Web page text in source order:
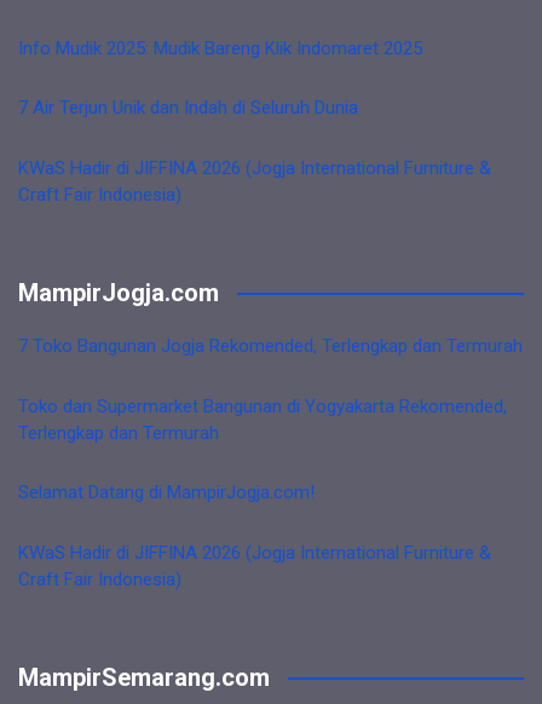
Info Mudik 2025: Mudik Bareng Klik Indomaret 2025
7 Air Terjun Unik dan Indah di Seluruh Dunia
KWaS Hadir di JIFFINA 2026 (Jogja International Furniture &
Craft Fair Indonesia)
MampirJogja.com
7 Toko Bangunan Jogja Rekomended, Terlengkap dan Termurah
Toko dan Supermarket Bangunan di Yogyakarta Rekomended,
Terlengkap dan Termurah
Selamat Datang di MampirJogja.com!
KWaS Hadir di JIFFINA 2026 (Jogja International Furniture &
Craft Fair Indonesia)
MampirSemarang.com